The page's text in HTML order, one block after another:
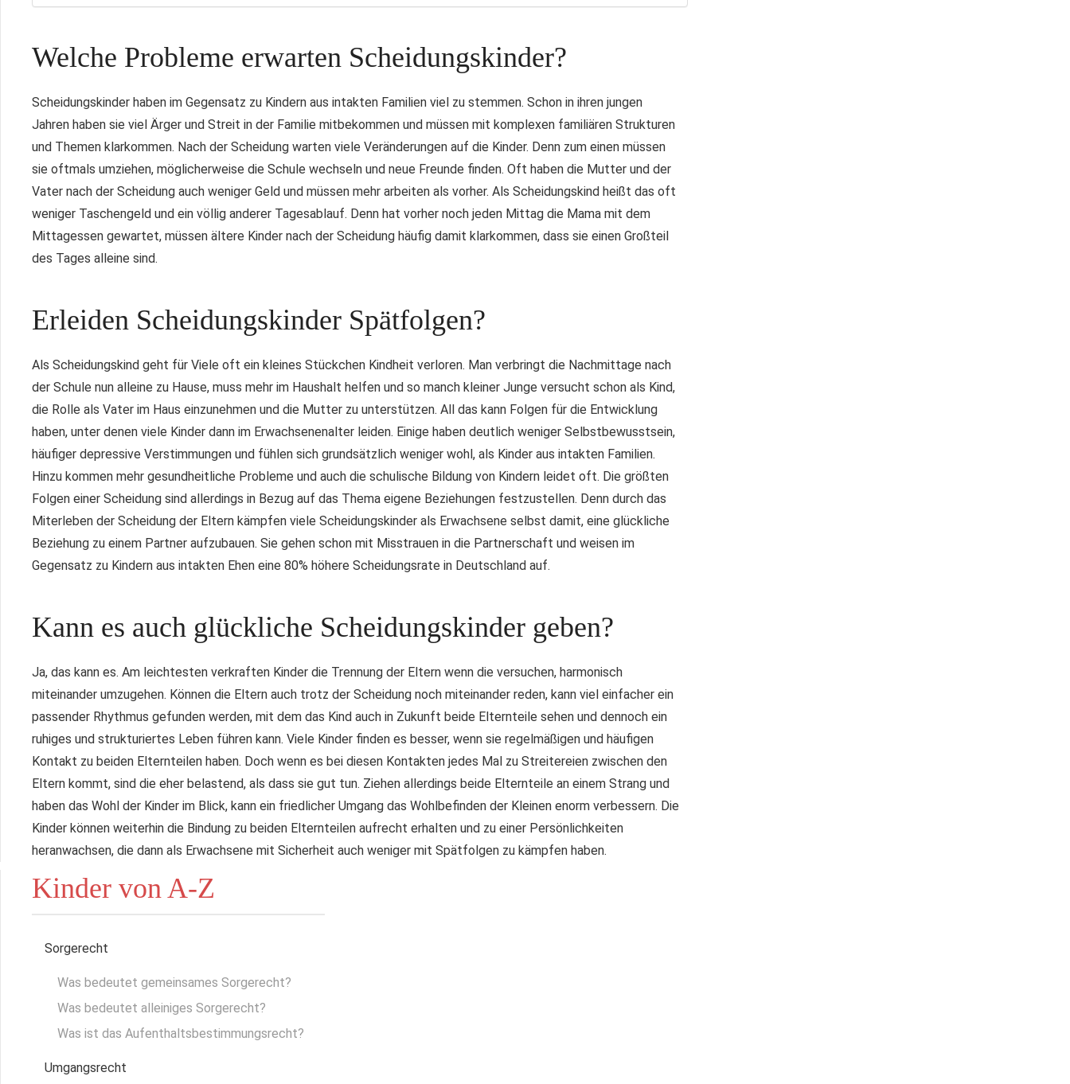
Welche Probleme erwarten Scheidungskinder?
Scheidungskinder haben im Gegensatz zu Kindern aus intakten Familien viel zu stemmen. Schon in ihren jungen
Jahren haben sie viel Ärger und Streit in der Familie mitbekommen und müssen mit komplexen familiären Strukturen
und Themen klarkommen. Nach der Scheidung warten viele Veränderungen auf die Kinder. Denn zum einen müssen
sie oftmals umziehen, möglicherweise die Schule wechseln und neue Freunde finden. Oft haben die Mutter und der
Vater nach der Scheidung auch weniger Geld und müssen mehr arbeiten als vorher. Als Scheidungskind heißt das oft
weniger Taschengeld und ein völlig anderer Tagesablauf. Denn hat vorher noch jeden Mittag die Mama mit dem
Mittagessen gewartet, müssen ältere Kinder nach der Scheidung häufig damit klarkommen, dass sie einen Großteil
des Tages alleine sind.
Erleiden Scheidungskinder Spätfolgen?
Als Scheidungskind geht für Viele oft ein kleines Stückchen Kindheit verloren. Man verbringt die Nachmittage nach
der Schule nun alleine zu Hause, muss mehr im Haushalt helfen und so manch kleiner Junge versucht schon als Kind,
die Rolle als Vater im Haus einzunehmen und die Mutter zu unterstützen. All das kann Folgen für die Entwicklung
haben, unter denen viele Kinder dann im Erwachsenenalter leiden. Einige haben deutlich weniger Selbstbewusstsein,
häufiger depressive Verstimmungen und fühlen sich grundsätzlich weniger wohl, als Kinder aus intakten Familien.
Hinzu kommen mehr gesundheitliche Probleme und auch die schulische Bildung von Kindern leidet oft. Die größten
Folgen einer Scheidung sind allerdings in Bezug auf das Thema eigene Beziehungen festzustellen. Denn durch das
Miterleben der Scheidung der Eltern kämpfen viele Scheidungskinder als Erwachsene selbst damit, eine glückliche
Beziehung zu einem Partner aufzubauen. Sie gehen schon mit Misstrauen in die Partnerschaft und weisen im
Gegensatz zu Kindern aus intakten Ehen eine 80% höhere Scheidungsrate in Deutschland auf.
Kann es auch glückliche Scheidungskinder geben?
Ja, das kann es. Am leichtesten verkraften Kinder die Trennung der Eltern wenn die versuchen, harmonisch
miteinander umzugehen. Können die Eltern auch trotz der Scheidung noch miteinander reden, kann viel einfacher ein
passender Rhythmus gefunden werden, mit dem das Kind auch in Zukunft beide Elternteile sehen und dennoch ein
ruhiges und strukturiertes Leben führen kann. Viele Kinder finden es besser, wenn sie regelmäßigen und häufigen
Kontakt zu beiden Elternteilen haben. Doch wenn es bei diesen Kontakten jedes Mal zu Streitereien zwischen den
Eltern kommt, sind die eher belastend, als dass sie gut tun. Ziehen allerdings beide Elternteile an einem Strang und
haben das Wohl der Kinder im Blick, kann ein friedlicher Umgang das Wohlbefinden der Kleinen enorm verbessern. Die
Kinder können weiterhin die Bindung zu beiden Elternteilen aufrecht erhalten und zu einer Persönlichkeiten
heranwachsen, die dann als Erwachsene mit Sicherheit auch weniger mit Spätfolgen zu kämpfen haben.
Kinder von A-Z
Sorgerecht
Was bedeutet gemeinsames Sorgerecht?
Was bedeutet alleiniges Sorgerecht?
Was ist das Aufenthaltsbestimmungsrecht?
Umgangsrecht